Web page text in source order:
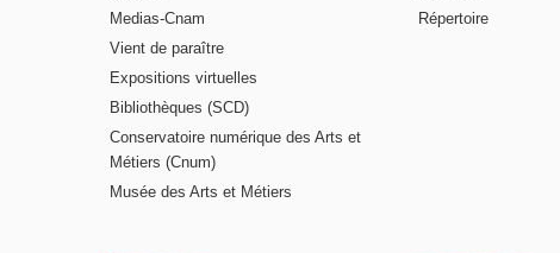
Medias-Cnam
Vient de paraître
Expositions virtuelles
Bibliothèques (SCD)
Conservatoire numérique des Arts et
Métiers (Cnum)
Musée des Arts et Métiers
Répertoire